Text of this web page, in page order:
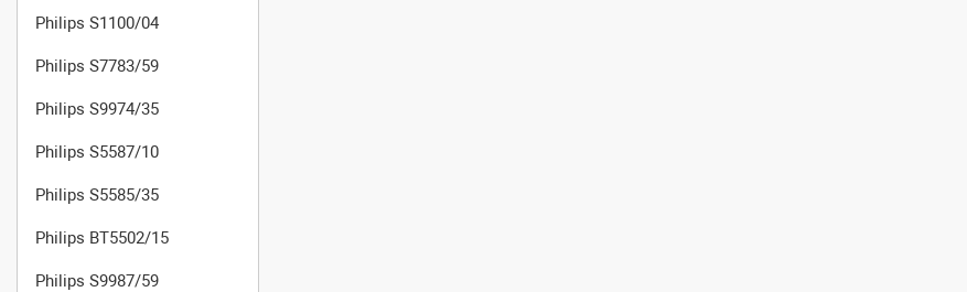
Philips S1100/04
Philips S7783/59
Philips S9974/35
Philips S5587/10
Philips S5585/35
Philips BT5502/15
Philips S9987/59